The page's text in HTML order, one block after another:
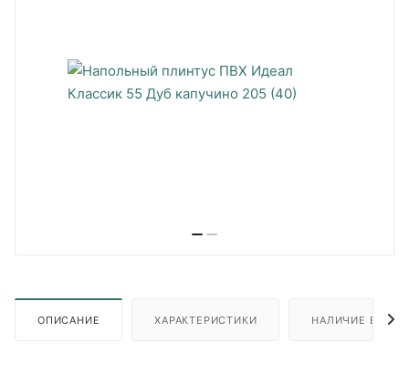
ОПИСАНИЕ ХАРАКТЕРИСТИКИ НАЛИЧИЕ В